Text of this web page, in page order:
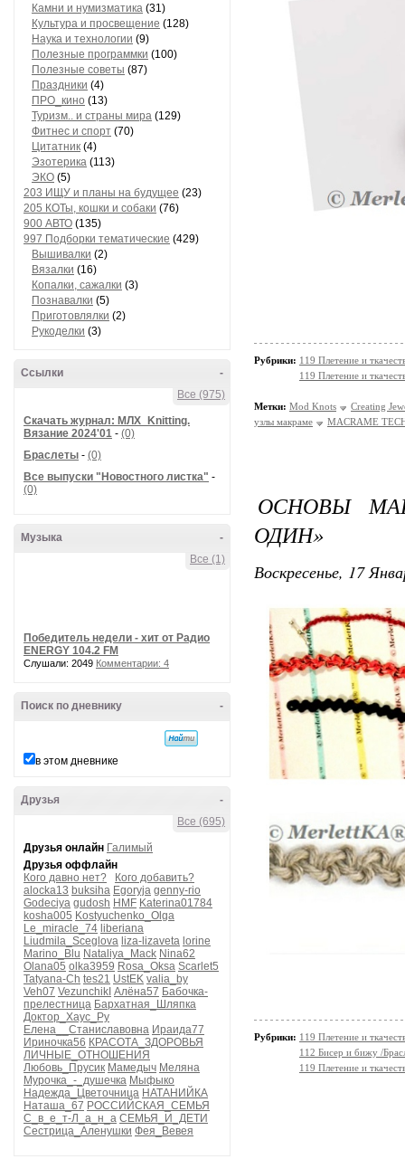
Камни и нумизматика (31)
Культура и просвещение (128)
Наука и технологии (9)
Полезные программки (100)
Полезные советы (87)
Праздники (4)
ПРО_кино (13)
Туризм.. и страны мира (129)
Фитнес и спорт (70)
Цитатник (4)
Эзотерика (113)
ЭКО (5)
203 ИЩУ и планы на будущее (23)
205 КОТы, кошки и собаки (76)
900 АВТО (135)
997 Подборки тематические (429)
Вышивалки (2)
Вязалки (16)
Копалки, сажалки (3)
Познавалки (5)
Приготовлялки (2)
Рукоделки (3)
-
Ссылки
Все (975)
Скачать журнал: МЛХ_Knitting.
Вязание 2024'01 - (0)
Браслеты - (0)
Все выпуски "Новостного листка" -
(0)
-
Музыка
Все (1)
Победитель недели - хит от Радио
ENERGY 104.2 FM
Слушали: 2049 Комментарии: 4
-
Поиск по дневнику
в этом дневнике
-
Друзья
Все (695)
Друзья онлайн Галимый
Друзья оффлайн
Кого давно нет?
Кого добавить?
alocka13 buksiha Egoryja genny-rio
Godeciya gudosh HMF Katerina01784
kosha005 Kostyuchenko_Olga
Le_miracle_74 liberiana
Liudmila_Sceglova liza-lizaveta lorine
Marino_Blu Nataliya_Mack Nina62
Olana05 olka3959 Rosa_Oksa Scarlet5
Tatyana-Ch tes21 UstEK valia_by
Veh07 VezunchikI Алёна57 Бабочка-
прелестница Бархатная_Шляпка
Доктор_Хаус_Ру
Елена__Станиславовна Ираида77
Ириночка56 КРАСОТА_ЗДОРОВЬЯ
ЛИЧНЫЕ_ОТНОШЕНИЯ
Любовь_Прусик Мамедыч Меляна
Мурочка_-_душечка Мыфыко
Надежда_Цветочница НАТАНИЙКА
Наташа_67 РОССИЙСКАЯ_СЕМЬЯ
С_в_е_т-Л_а_н_а СЕМЬЯ_И_ДЕТИ
Сестрица_Аленушки Фея_Вевея
Рубрики: 119 Плетение и
119 Плетение и
Метки: Mod Knots
Creating
узлы макраме
MACRAME
ОСНОВЫ
ОДИН»
Воскресенье, 17
Рубрики: 119 Плетение и
112 Бисер и бижу /
119 Плетение и